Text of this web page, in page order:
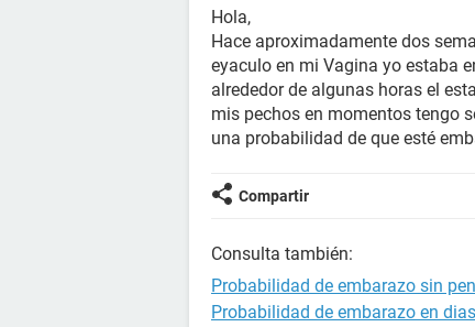
Hola,
Hace aproximadamente dos
eyaculo en mi Vagina yo estaba
alrededor de algunas horas el
mis pechos en momentos tengo
una probabilidad de que esté
Compartir
Consulta también:
Probabilidad de embarazo sin
Probabilidad de embarazo en